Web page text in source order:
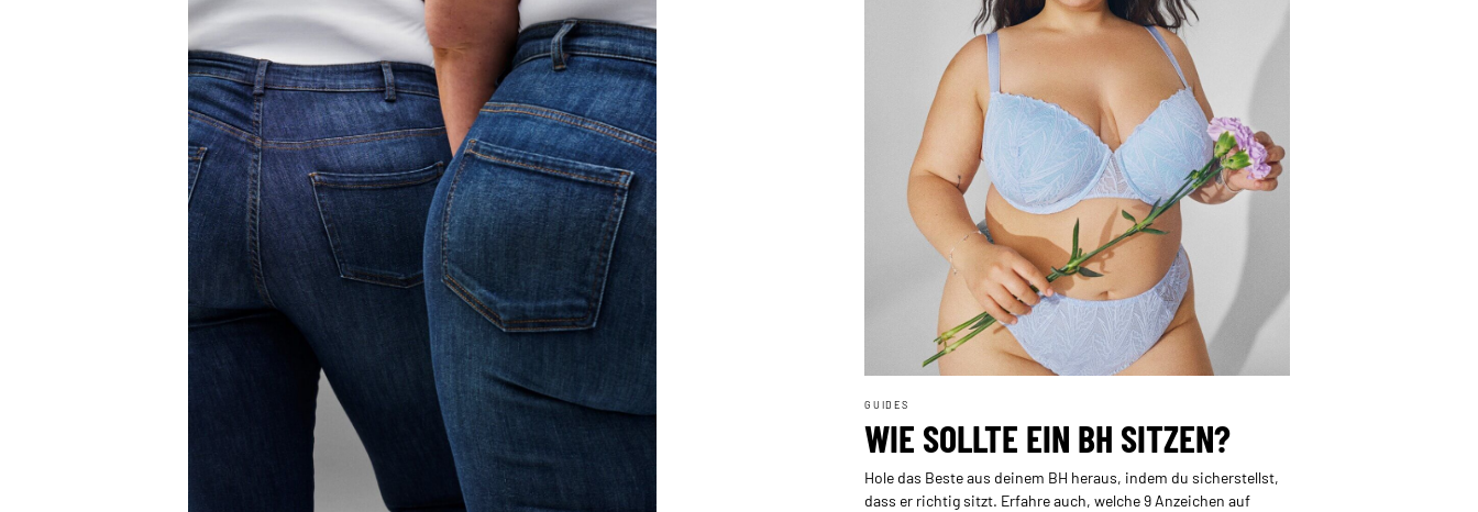
GUIDES
WIE SOLLTE EIN BH SITZEN?
Hole das Beste aus deinem BH heraus, indem du sicherstellst,
dass er richtig sitzt. Erfahre auch, welche 9 Anzeichen auf